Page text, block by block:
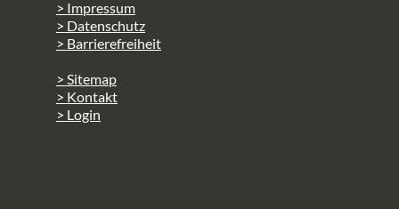
> Impressum
> Datenschutz
> Barrierefreiheit
> Sitemap
> Kontakt
> Login